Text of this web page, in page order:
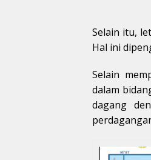
Selain itu,
Hal ini
Selain
dalam
dagang